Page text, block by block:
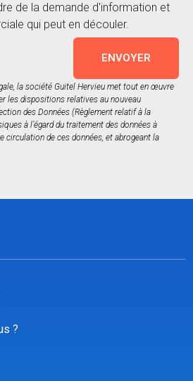
de la demande d'information et
qui peut en découler.
ENVOYER
la société Guitel Hervieu met tout en œuvre
les dispositions relatives au nouveau
des Données (Règlement relatif à la
à l’égard du traitement des données à
circulation de ces données, et abrogeant la
?